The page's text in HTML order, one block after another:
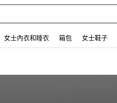
女士內衣和睡衣 箱包 女士鞋子